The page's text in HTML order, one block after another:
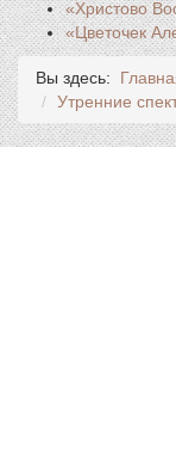
«Христово
«Цветочек
Вы здесь:
Утренние